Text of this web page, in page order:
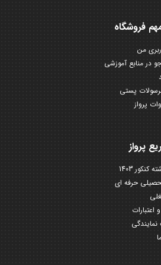
فروشگاه
من
منابع آموزشی
پستی
پرواز
پرواز
1403
حرفه ای
اعتبارات